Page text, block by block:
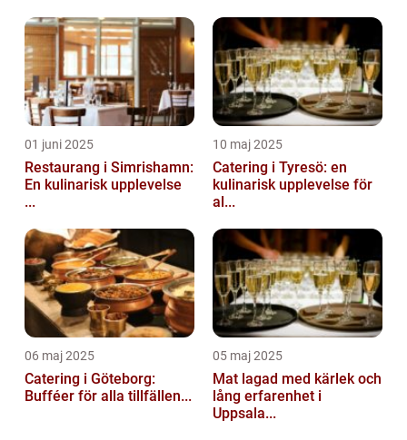
01 juni 2025
Restaurang i Simrishamn:
En kulinarisk upplevelse
...
10 maj 2025
Catering i Tyresö: en
kulinarisk upplevelse för
al...
06 maj 2025
Catering i Göteborg:
Bufféer för alla tillfällen...
05 maj 2025
Mat lagad med kärlek och
lång erfarenhet i
Uppsala...